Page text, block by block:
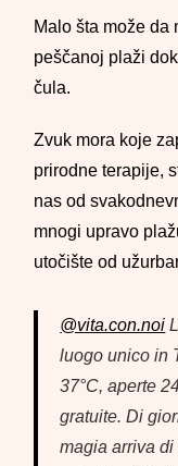
Malo šta može da
peščanoj plaži
čula.
Zvuk mora koje
prirodne terapije,
nas od
mnogi upravo
utočište od
@vita.con.noi
luogo unico in
37°C, aperte
gratuite. Di
magia arriva